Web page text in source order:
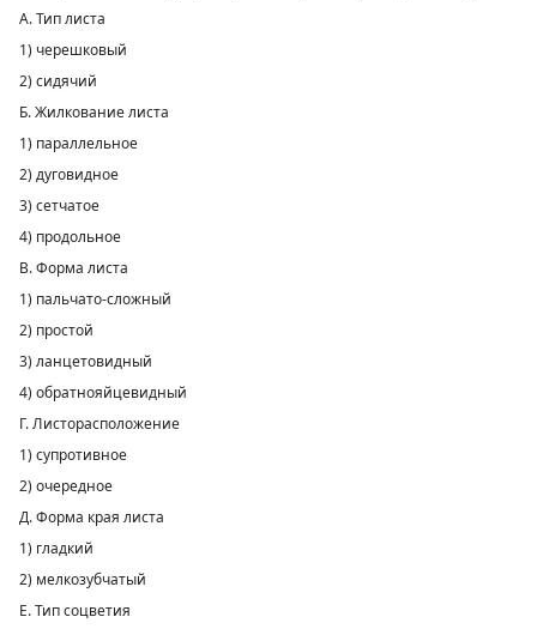
A. Тип листа
1) черешковый
2) сидячий
Б. Жилкование листа
1) параллельное
2) дуговидное
3) сетчатое
4) продольное
B. Форма листа
1) пальчато-сложный
2) простой
3) ланцетовидный
4) обратнояйцевидный
Г. Листорасположение
1) супротивное
2) очередное
Д. Форма края листа
1) гладкий
2) мелкозубчатый
Е. Тип соцветия